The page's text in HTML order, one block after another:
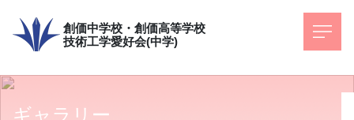
創価中学校・創価高等学校
技術工学愛好会(中学)
ギャラリー